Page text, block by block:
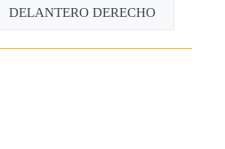
DELANTERO DERECHO